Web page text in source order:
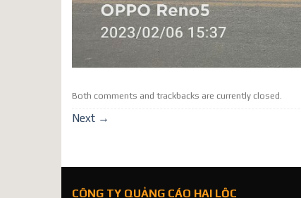
Both comments and trackbacks are currently closed.
Next →
CÔNG TY QUẢNG CÁO HAI LỘC